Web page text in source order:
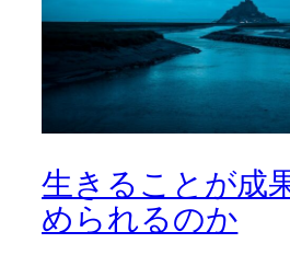
生きることが成
められるのか